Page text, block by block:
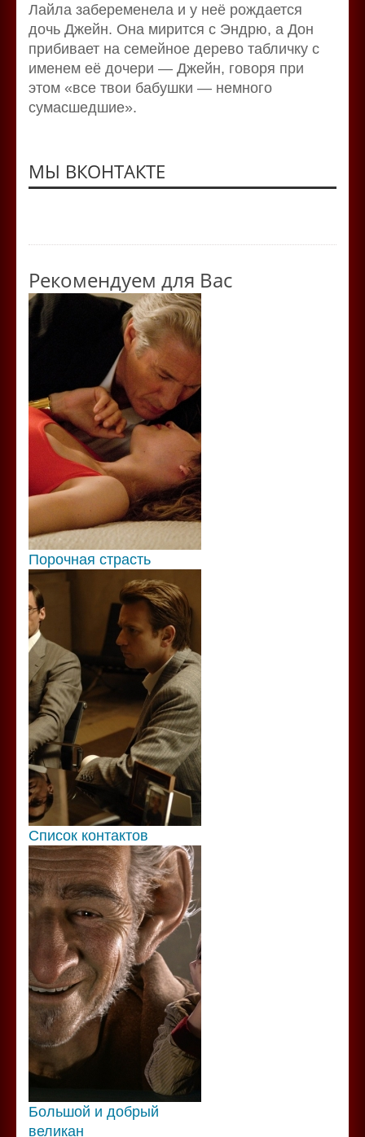
Лайла забеременела и у неё рождается
дочь Джейн. Она мирится с Эндрю, а Дон
прибивает на семейное дерево табличку с
именем её дочери — Джейн, говоря при
этом «все твои бабушки — немного
сумасшедшие».
МЫ ВКОНТАКТЕ
Рекомендуем для Вас
Порочная страсть
Список контактов
Большой и добрый
великан